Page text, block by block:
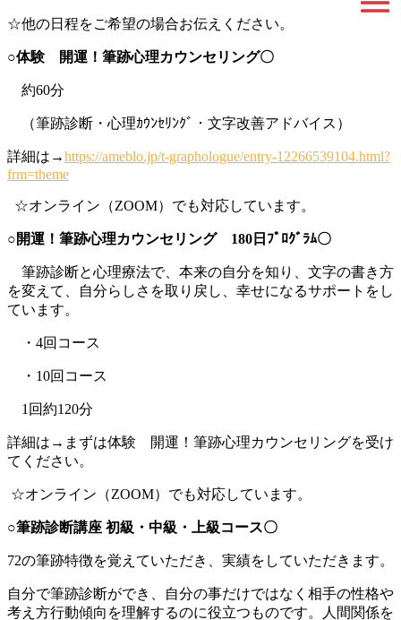
☆他の日程をご希望の場合お伝えください。
○体験 開運！筆跡心理カウンセリング〇
約60分
（筆跡診断・心理ｶｳﾝｾﾘﾝｸﾞ・文字改善アドバイス）
詳細は→https://ameblo.jp/t-graphologue/entry-12266539104.html?
frm=theme
☆オンライン（ZOOM）でも対応しています。
○開運！筆跡心理カウンセリング 180日ﾌﾟﾛｸﾞﾗﾑ〇
筆跡診断と心理療法で、本来の自分を知り、文字の書き方
を変えて、自分らしさを取り戻し、幸せになるサポートをし
ています。
・4回コース
・10回コース
1回約120分
詳細は→まずは体験 開運！筆跡心理カウンセリングを受け
てください。
☆オンライン（ZOOM）でも対応しています。
○筆跡診断講座 初級・中級・上級コース〇
72の筆跡特徴を覚えていただき、実績をしていただきます。
自分で筆跡診断ができ、自分の事だけではなく相手の性格や
考え方行動傾向を理解するのに役立つものです。人間関係を